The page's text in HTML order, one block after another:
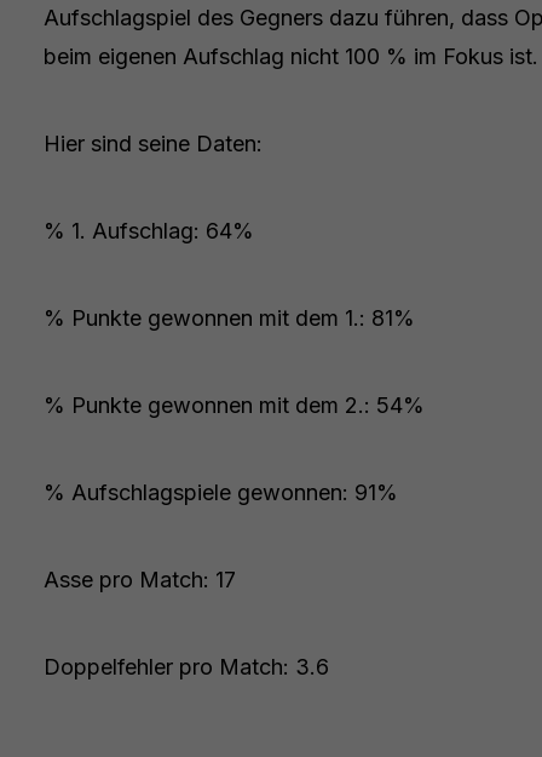
Aufschlagspiel des Gegners dazu führen, dass
beim eigenen Aufschlag nicht 100 % im Fokus ist.
Hier sind seine Daten:
% 1. Aufschlag: 64%
% Punkte gewonnen mit dem 1.: 81%
% Punkte gewonnen mit dem 2.: 54%
% Aufschlagspiele gewonnen: 91%
Asse pro Match: 17
Doppelfehler pro Match: 3.6